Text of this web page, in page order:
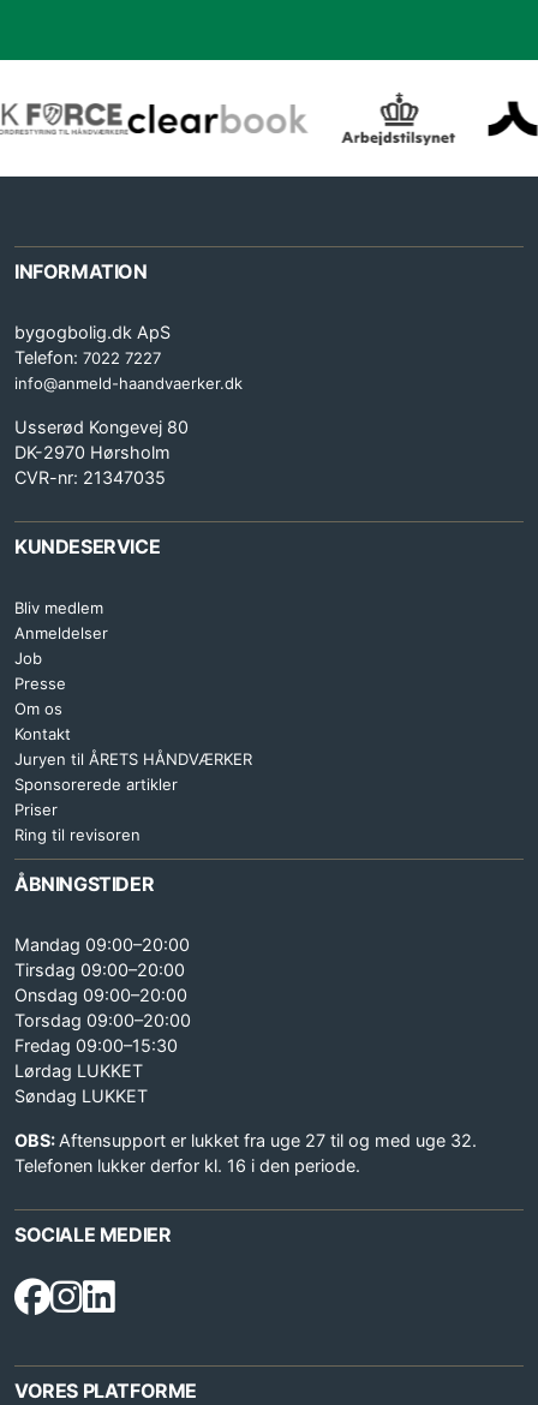
INFORMATION
bygogbolig.dk ApS
Telefon: 7022 7227
info@anmeld-haandvaerker.dk
Usserød Kongevej 80
DK-2970 Hørsholm
CVR-nr: 21347035
KUNDESERVICE
Bliv medlem
Anmeldelser
Job
Presse
Om os
Kontakt
Juryen til ÅRETS HÅNDVÆRKER
Sponsorerede artikler
Priser
Ring til revisoren
ÅBNINGSTIDER
Mandag 09:00–20:00
Tirsdag 09:00–20:00
Onsdag 09:00–20:00
Torsdag 09:00–20:00
Fredag 09:00–15:30
Lørdag LUKKET
Søndag LUKKET
OBS: Aftensupport er lukket fra uge 27 til og med uge 32.
Telefonen lukker derfor kl. 16 i den periode.
SOCIALE MEDIER
VORES PLATFORME